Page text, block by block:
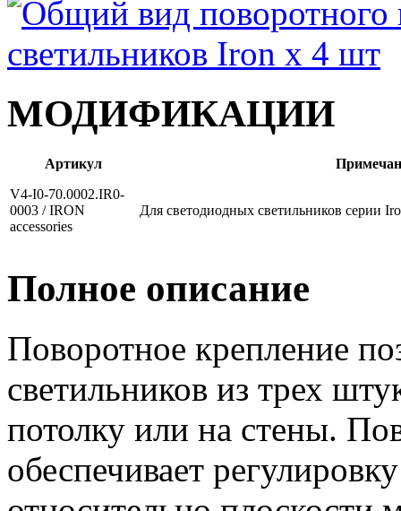
МОДИФИКАЦИИ
Артикул
V4-I0-70.0002.IR0-
0003 / IRON
accessories
Для светодиодных светильников серии
Полное описание
Поворотное крепление
светильников из трех
потолку или на стены.
обеспечивает